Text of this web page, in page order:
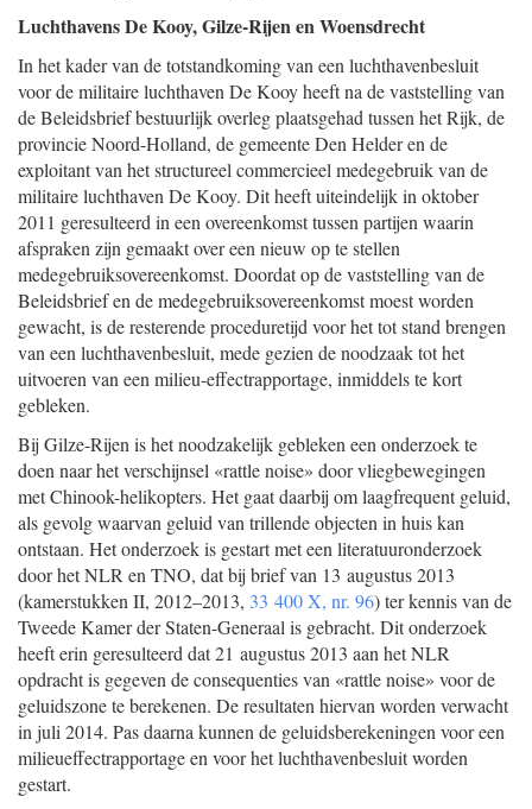
Luchthavens De Kooy, Gilze-Rijen en Woensdrecht
In het kader van de totstandkoming van een luchthavenbesluit
voor de militaire luchthaven De Kooy heeft na de vaststelling van
de Beleidsbrief bestuurlijk overleg plaatsgehad tussen het Rijk, de
provincie Noord-Holland, de gemeente Den Helder en de
exploitant van het structureel commercieel medegebruik van de
militaire luchthaven De Kooy. Dit heeft uiteindelijk in oktober
2011 geresulteerd in een overeenkomst tussen partijen waarin
afspraken zijn gemaakt over een nieuw op te stellen
medegebruiksovereenkomst. Doordat op de vaststelling van de
Beleidsbrief en de medegebruiksovereenkomst moest worden
gewacht, is de resterende proceduretijd voor het tot stand brengen
van een luchthavenbesluit, mede gezien de noodzaak tot het
uitvoeren van een milieu-effectrapportage, inmiddels te kort
gebleken.
Bij Gilze-Rijen is het noodzakelijk gebleken een onderzoek te
doen naar het verschijnsel «rattle noise» door vliegbewegingen
met Chinook-helikopters. Het gaat daarbij om laagfrequent geluid,
als gevolg waarvan geluid van trillende objecten in huis kan
ontstaan. Het onderzoek is gestart met een literatuuronderzoek
door het NLR en TNO, dat bij brief van 13 augustus 2013
(kamerstukken II, 2012–2013, 33 400 X, nr. 96) ter kennis van de
Tweede Kamer der Staten-Generaal is gebracht. Dit onderzoek
heeft erin geresulteerd dat 21 augustus 2013 aan het NLR
opdracht is gegeven de consequenties van «rattle noise» voor de
geluidszone te berekenen. De resultaten hiervan worden verwacht
in juli 2014. Pas daarna kunnen de geluidsberekeningen voor een
milieueffectrapportage en voor het luchthavenbesluit worden
gestart.